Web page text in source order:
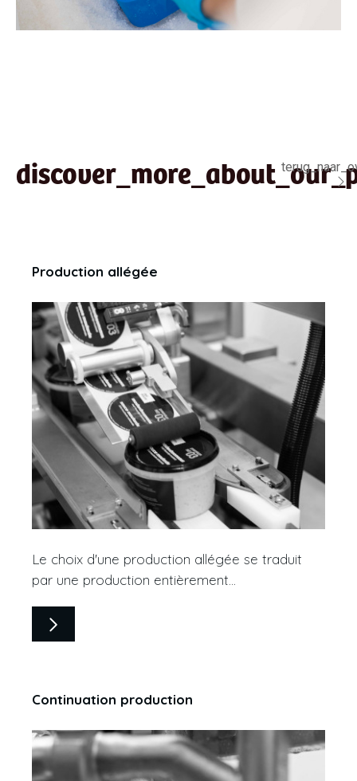
Production allégée
Le choix d'une production allégée se traduit
par une production entièrement...
Continuation production